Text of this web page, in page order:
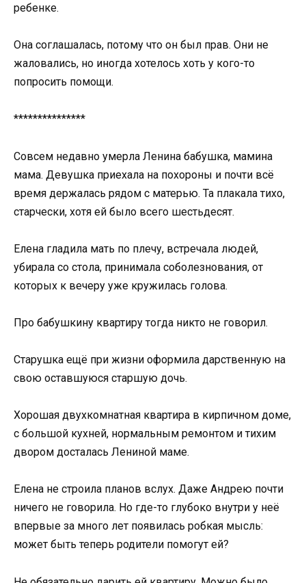
ребенке.
Она соглашалась, потому что он был прав. Они не
жаловались, но иногда хотелось хоть у кого-то
попросить помощи.
***************
Совсем недавно умерла Ленина бабушка, мамина
мама. Девушка приехала на похороны и почти всё
время держалась рядом с матерью. Та плакала тихо,
старчески, хотя ей было всего шестьдесят.
Елена гладила мать по плечу, встречала людей,
убирала со стола, принимала соболезнования, от
которых к вечеру уже кружилась голова.
Про бабушкину квартиру тогда никто не говорил.
Старушка ещё при жизни оформила дарственную на
свою оставшуюся старшую дочь.
Хорошая двухкомнатная квартира в кирпичном доме,
с большой кухней, нормальным ремонтом и тихим
двором досталась Лениной маме.
Елена не строила планов вслух. Даже Андрею почти
ничего не говорила. Но где-то глубоко внутри у неё
впервые за много лет появилась робкая мысль:
может быть теперь родители помогут ей?